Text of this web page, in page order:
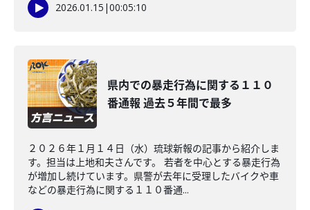
2026.01.15 |00:05:10
県内での暴走行為に関する１１０
番通報 過去５年間で最多
２０２６年１月１４日（水）琉球新報の記事から紹介しま
す。担当は上地和夫さんです。 若者を中心とする暴走行為
が増加し続けています。県警が去年に受理したバイクや車
などの暴走行為に関する１１０番通...